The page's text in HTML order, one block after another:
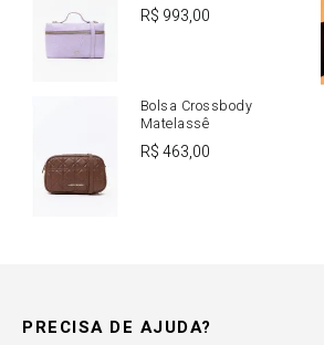
R$ 993,00
Bolsa Crossbody
Matelassê
R$463,00
PRECISA DE AJUDA?